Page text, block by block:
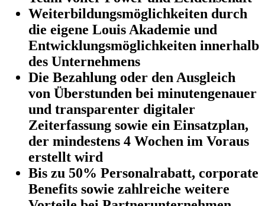
Weiterbildungsmöglichkeiten durch
die eigene Louis Akademie und
Entwicklungsmöglichkeiten innerhalb
des Unternehmens
Die Bezahlung oder den Ausgleich
von Überstunden bei minutengenauer
und transparenter digitaler
Zeiterfassung sowie ein Einsatzplan,
der mindestens 4 Wochen im Voraus
erstellt wird
Bis zu 50% Personalrabatt, corporate
Benefits sowie zahlreiche weitere